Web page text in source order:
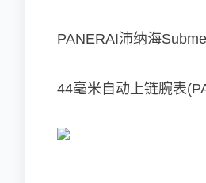
PANERAI沛纳海
44毫米自动上链腕表